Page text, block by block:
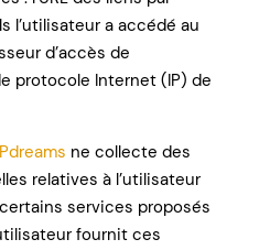
l’utilisateur a accédé au
d’accès de
protocole Internet (IP) de
Pdreams ne collecte des
relatives à l’utilisateur
services proposés
fournit ces